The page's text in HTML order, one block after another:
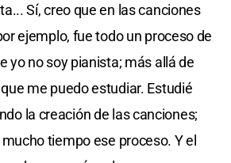
Sí, creo que en las canciones
ejemplo, fue todo un proceso de
yo no soy pianista; más allá de
me puedo estudiar. Estudié
la creación de las canciones;
tiempo ese proceso. Y el